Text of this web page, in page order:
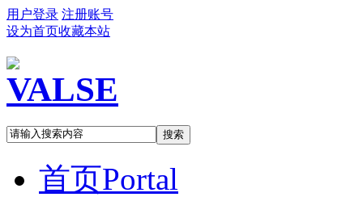
用户登录 注册账号
设为首页收藏本站
搜索
首页Portal